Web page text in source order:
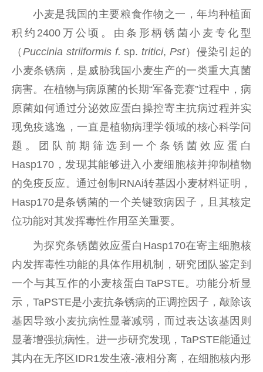
小麦是我国的主要粮食作物之一，年均种植面
积约2400万公顷。由条形柄锈菌小麦专化型
（ Puccinia striiformis f. sp. tritici, Pst）侵染引起的
小麦条锈病，是威胁我国小麦生产的一类重大真菌
病害。在植物与病原菌的长期“军备竞赛”过程中，病
原菌如何通过分泌效应蛋白操控寄主抗病过程并实
现免疫逃逸，一直是植物病理学领域的核心科学问
题。团队前期筛选到一个条锈菌效应蛋白
Hasp170，发现其能够进入小麦细胞核并抑制植物
的免疫反应。通过创制RNAi转基因小麦材料证明，
Hasp170是条锈菌的一个关键致病因子，且其核定
位功能对其发挥毒性作用至关重要。
为探究条锈菌效应蛋白Hasp170在寄主细胞核
内发挥毒性功能的具体作用机制，研究团队鉴定到
一个与其互作的小麦核蛋白TaPSTE。功能分析显
示，TaPSTE是小麦抗条锈病的正调控因子，敲除该
基因导致小麦抗病性显著减弱，而过表达该基因则
显著增强抗病性。进一步研究发现，TaPSTE能通过
其内在无序区IDR1发生液-液相分离，在细胞核内形